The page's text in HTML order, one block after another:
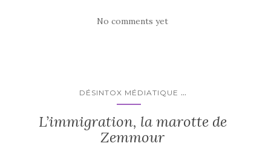
No comments yet
DÉSINTOX MÉDIATIQUE ...
L’immigration, la marotte de
Zemmour